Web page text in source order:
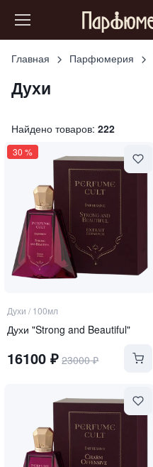
Главная Парфюмерия
Духи
Найдено товаров: 222
30 %
Духи / 100мл
Духи "Strong and Beautiful"
16100 ₽ 23000₽